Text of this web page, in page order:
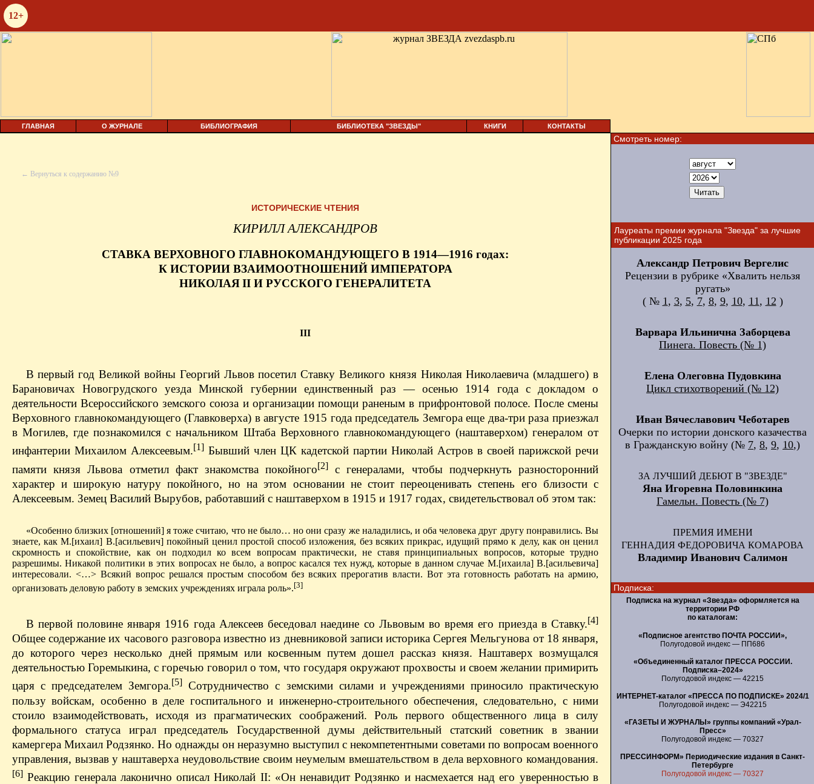
12+
ГЛАВНАЯ О ЖУРНАЛЕ БИБЛИОГРАФИЯ БИБЛИОТЕКА "ЗВЕЗДЫ" КНИГИ КОНТАКТЫ
← Вернуться к содержанию №9
ИСТОРИЧЕСКИЕ ЧТЕНИЯ
КИРИЛЛ АЛЕКСАНДРОВ
СТАВКА ВЕРХОВНОГО ГЛАВНОКОМАНДУЮЩЕГО В 1914—1916 годах:
К ИСТОРИИ ВЗАИМООТНОШЕНИЙ ИМПЕРАТОРА
НИКОЛАЯ II И РУССКОГО ГЕНЕРАЛИТЕТА
III
В первый год Великой войны Георгий Львов посетил Ставку Великого князя Николая Николаевича (младшего) в
Барановичах Новогрудского уезда Минской губернии единственный раз — осенью 1914 года с докладом о
деятельности Всероссийского земского союза и организации помощи раненым в прифронтовой полосе. После смены
Верховного главнокомандующего (Главковерха) в августе 1915 года председатель Земгора еще два-три раза приезжал
в Могилев, где познакомился с начальником Штаба Верховного главнокомандующего (наштаверхом) генералом от
инфантерии Михаилом Алексеевым.[1] Бывший член ЦК кадетской партии Николай Астров в своей парижской речи
памяти князя Львова отметил факт знакомства покойного[2]
с генералами, чтобы подчеркнуть разносторонний
характер и широкую натуру покойного, но на этом основании не стоит переоценивать степень его близости с
Алексеевым. Земец Василий Вырубов, работавший с наштаверхом в 1915 и 1917 годах, свидетельствовал об этом так:
«Особенно близких [отношений] я тоже считаю, что не было… но они сразу же наладились, и оба человека друг другу понравились. Вы
знаете, как М.[ихаил] В.[асильевич] покойный ценил простой способ изложения, без всяких прикрас, идущий прямо к делу, как он ценил
скромность и спокойствие, как он подходил ко всем вопросам практически, не ставя принципиальных вопросов, которые трудно
разрешимы. Никакой политики в этих вопросах не было, а вопрос касался тех нужд, которые в данном случае М.[ихаила] В.[асильевича]
интересовали. <…> Всякий вопрос решался простым способом без всяких прерогатив власти. Вот эта готовность работать на армию,
организовать деловую работу в земских учреждениях играла роль».[3]
В первой половине января 1916 года Алексеев беседовал наедине со Львовым во время его приезда в Ставку.[4]
Общее содержание их часового разговора известно из дневниковой записи историка Сергея Мельгунова от 18 января,
до которого через несколько дней прямым или косвенным путем дошел рассказ князя. Наштаверх возмущался
деятельностью Горемыкина, с горечью говорил о том, что государя окружают прохвосты и своем желании примирить
царя с председателем Земгора.[5] Сотрудничество с земскими силами и учреждениями приносило практическую
пользу войскам, особенно в деле госпитального и инженерно-строительного обеспечения, следовательно, с ними
стоило взаимодействовать, исходя из прагматических соображений. Роль первого общественного лица в силу
формального статуса играл председатель Государственной думы действительный статский советник в звании
камергера Михаил Родзянко. Но однажды он неразумно выступил с некомпетентными советами по вопросам военного
управления, вызвав у наштаверха неудовольствие своим неумелым вмешательством в дела верховного командования.
[6] Реакцию генерала лаконично описал Николай II: «Он ненавидит Родзянко и насмехается над его уверенностью в
Смотреть номер:
Лауреаты премии журнала "Звезда" за лучшие
публикации 2025 года
Александр Петрович Вергелис
Рецензии в рубрике «Хвалить нельзя
ругать»
( № 1, 3, 5, 7, 8, 9, 10, 11, 12 )
Варвара Ильинична Заборцева
Пинега. Повесть (№ 1)
Елена Олеговна Пудовкина
Цикл стихотворений (№ 12)
Иван Вячеславович Чеботарев
Очерки по истории донского казачества
в Гражданскую войну (№ 7, 8, 9, 10,)
ЗА ЛУЧШИЙ ДЕБЮТ В "ЗВЕЗДЕ"
Яна Игоревна Половинкина
Гамельн. Повесть (№ 7)
ПРЕМИЯ ИМЕНИ
ГЕННАДИЯ ФЕДОРОВИЧА КОМАРОВА
Владимир Иванович Салимон
Подписка:
Подписка на журнал «Звезда» оформляется на
территории РФ
по каталогам:
«Подписное агентство ПОЧТА РОССИИ»,
Полугодовой индекс — ПП686
«Объединенный каталог ПРЕССА РОССИИ.
Подписка–2024»
Полугодовой индекс — 42215
ИНТЕРНЕТ-каталог «ПРЕССА ПО ПОДПИСКЕ» 2024/1
Полугодовой индекс — Э42215
«ГАЗЕТЫ И ЖУРНАЛЫ» группы компаний «Урал-
Пресс»
Полугодовой индекс — 70327
ПРЕССИНФОРМ» Периодические издания в Санкт-
Петербурге
Полугодовой индекс — 70327